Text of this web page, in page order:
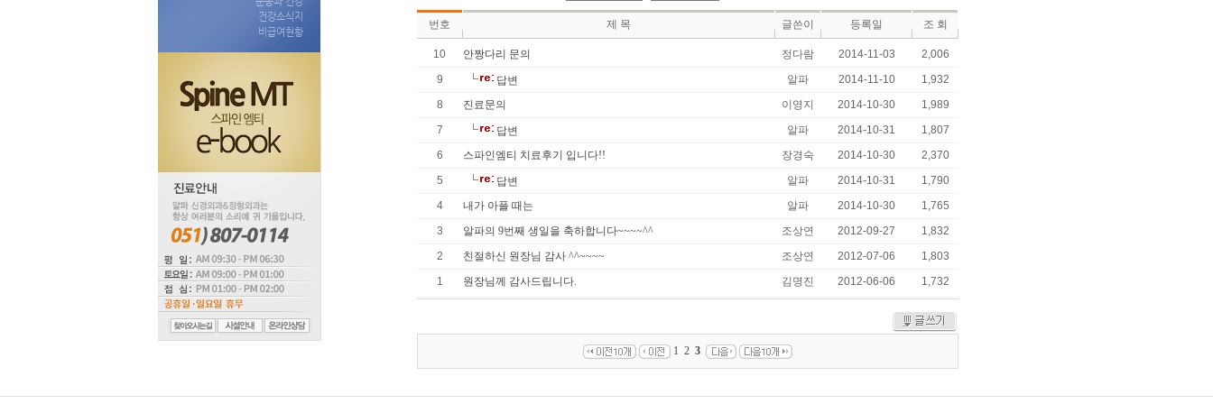
건강소식지
비급여현황
번호 제 목 글쓴이 등록일 조 회
10 안짱다리 문의 정다람 2014-11-03
2,006
9
답변 알파 2014-11-10
1,932
8
진료문의 이영지 2014-10-30
1,989
7
답변 알파 2014-10-31
1,807
6
스파인엠티 치료후기 입니다!! 장경숙 2014-10-30
2,370
5
답변 알파 2014-10-31
1,790
4
내가 아플 때는 알파 2014-10-30
1,765
3
알파의 9번째 생일을 축하합니다~~~~^^ 조상연 2012-09-27
1,832
2
친절하신 원장님 감사 ^^~~~~ 조상연 2012-07-06
1,803
1
원장님께 감사드립니다. 김명진 2012-06-06 1,732
1 2 3